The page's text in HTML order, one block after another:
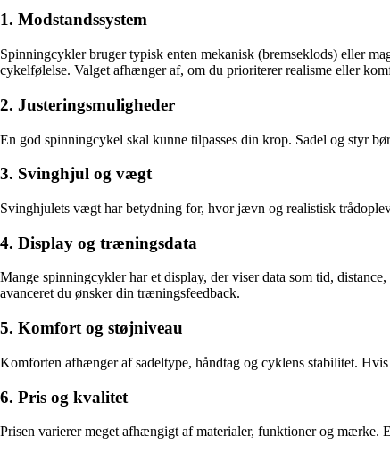
1. Modstandssystem
Spinningcykler bruger typisk enten mekanisk (bremseklods) eller
cykelfølelse. Valget afhænger af, om du prioriterer realisme eller
2. Justeringsmuligheder
En god spinningcykel skal kunne tilpasses din krop. Sadel og styr
3. Svinghjul og vægt
Svinghjulets vægt har betydning for, hvor jævn og realistisk
4. Display og træningsdata
Mange spinningcykler har et display, der viser data som tid,
avanceret du ønsker din træningsfeedback.
5. Komfort og støjniveau
Komforten afhænger af sadeltype, håndtag og cyklens stabilitet.
6. Pris og kvalitet
Prisen varierer meget afhængigt af materialer, funktioner og